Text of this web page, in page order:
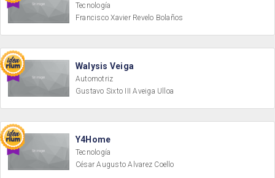
Tecnología
Francisco Xavier Revelo Bolaños
Walysis Veiga
Automotriz
Gustavo Sixto III Aveiga Ulloa
Y4Home
Tecnología
César Augusto Alvarez Coello